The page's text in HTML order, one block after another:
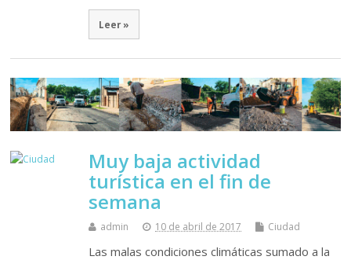
Leer »
Muy baja actividad
turística en el fin de
semana
admin 10 de abril de 2017 Ciudad
Las malas condiciones climáticas sumado a la